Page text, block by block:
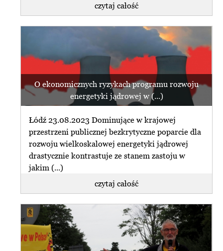
czytaj całość
O ekonomicznych ryzykach programu rozwoju
energetyki jądrowej w (...)
Łódź 23.08.2023 Dominujące w krajowej
przestrzeni publicznej bezkrytyczne poparcie dla
rozwoju wielkoskalowej energetyki jądrowej
drastycznie kontrastuje ze stanem zastoju w
jakim (...)
czytaj całość